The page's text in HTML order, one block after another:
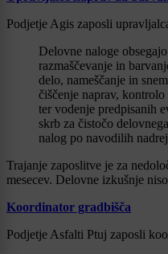
Podjetje Agis zaposli
Delovne naloge
razmaščevanje in
delo, nameščanje in
čiščenje naprav,
ter vodenje predpisanih
skrb za čistočo
nalog po navodilih
Trajanje zaposlitve je za
mesecev. Delovne izkušnje
Koordinator gradbišča
Podjetje Asfalti Ptuj zaposli